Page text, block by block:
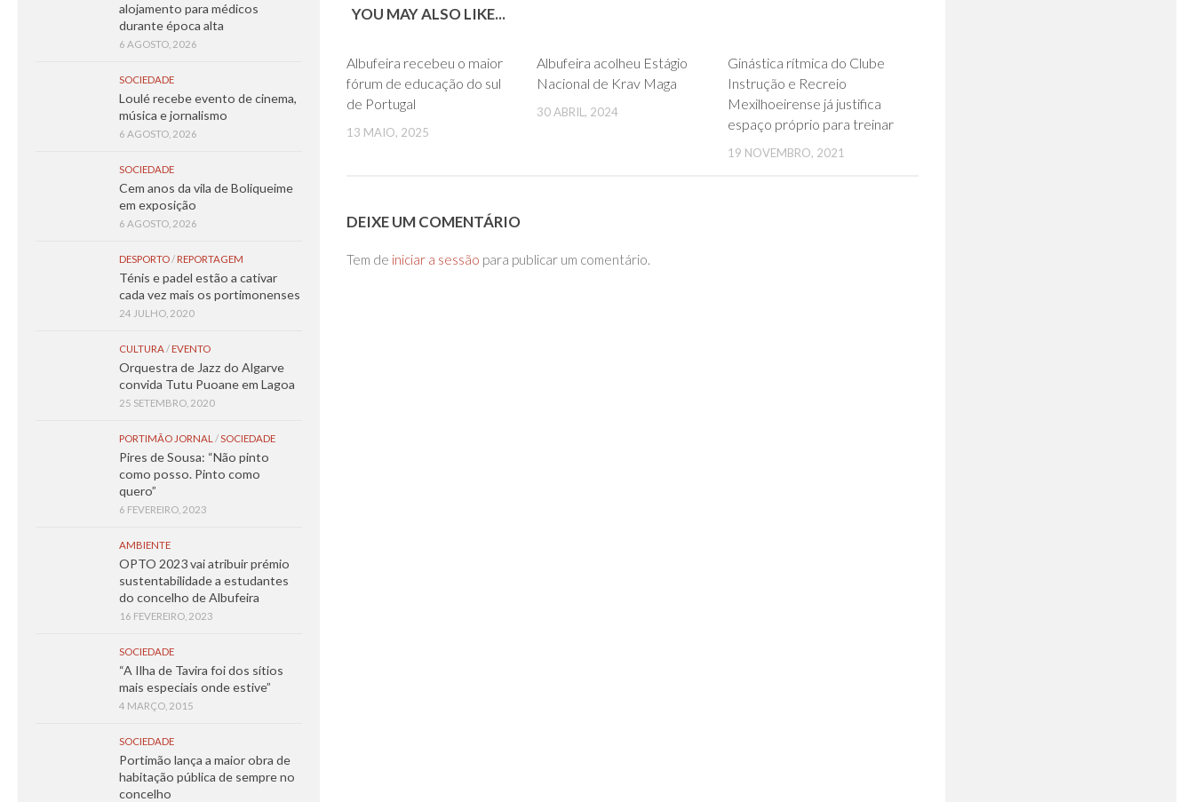
YOU MAY ALSO LIKE...
Albufeira recebeu o maior
fórum de educação do sul
de Portugal
13 MAIO, 2025
Albufeira acolheu Estágio
Nacional de Krav Maga
30 ABRIL, 2024
Ginástica rítmica do Clube
Instrução e Recreio
Mexilhoeirense já justifica
espaço próprio para treinar
19 NOVEMBRO, 2021
DEIXE UM COMENTÁRIO
Tem de iniciar a sessão para publicar um comentário.
alojamento para médicos
durante época alta
6 AGOSTO, 2026
SOCIEDADE
Loulé recebe evento de cinema,
música e jornalismo
6 AGOSTO, 2026
SOCIEDADE
Cem anos da vila de Boliqueime
em exposição
6 AGOSTO, 2026
DESPORTO/ REPORTAGEM
Ténis e padel estão a cativar
cada vez mais os portimonenses
24 JULHO, 2020
CULTURA/ EVENTO
Orquestra de Jazz do Algarve
convida Tutu Puoane em Lagoa
25 SETEMBRO, 2020
PORTIMÃO JORNAL /SOCIEDADE
Pires de Sousa: “Não pinto
como posso. Pinto como
quero”
6 FEVEREIRO, 2023
AMBIENTE
OPTO 2023 vai atribuir prémio
sustentabilidade a estudantes
do concelho de Albufeira
16 FEVEREIRO, 2023
SOCIEDADE
“A Ilha de Tavira foi dos sítios
mais especiais onde estive”
4 MARÇO, 2015
SOCIEDADE
Portimão lança a maior obra de
habitação pública de sempre no
concelho